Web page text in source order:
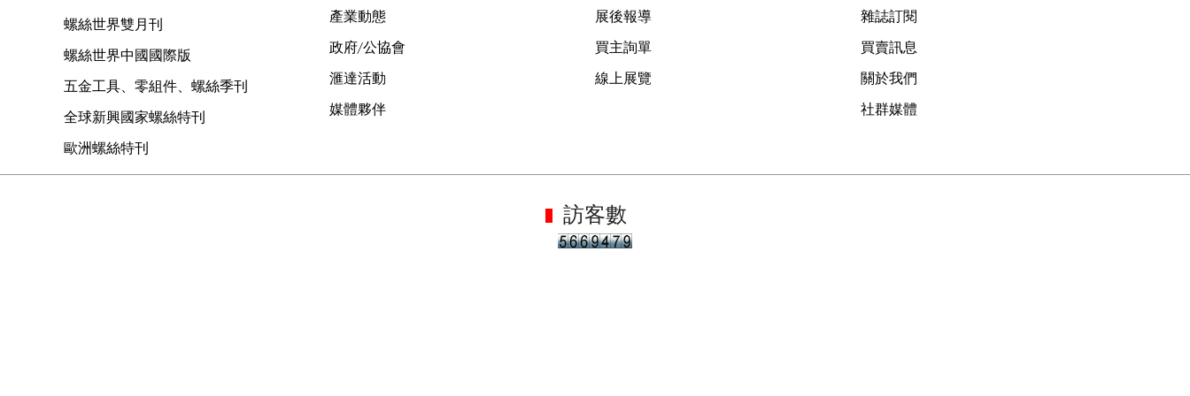
螺絲世界雙月刊
螺絲世界中國國際版
五金工具、零組件、螺絲季刊
全球新興國家螺絲特刊
歐洲螺絲特刊
產業動態
政府/公協會
滙達活動
媒體夥伴
展後報導
買主詢單
線上展覽
雜誌訂閱
買賣訊息
關於我們
社群媒體
訪客數